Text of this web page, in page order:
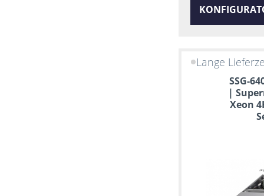
Lange
SSG-
|
Xeon